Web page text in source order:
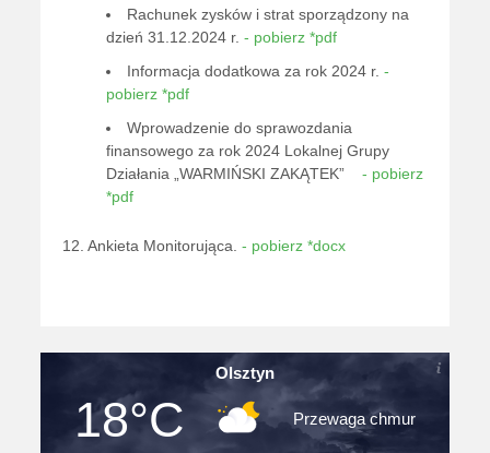
Rachunek zysków i strat sporządzony na
dzień 31.12.2024 r.- pobierz *pdf
Informacja dodatkowa za rok 2024 r.-
pobierz *pdf
Wprowadzenie do sprawozdania
finansowego za rok 2024 Lokalnej Grupy
Działania „WARMIŃSKI ZAKĄTEK”- pobierz
*pdf
12. Ankieta Monitorująca.- pobierz *docx
Olsztyn
18°C Przewaga chmur